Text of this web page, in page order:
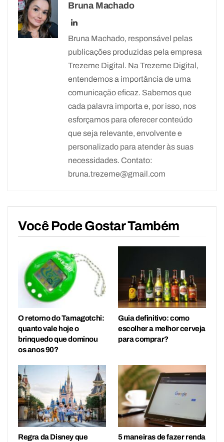
Bruna Machado
Bruna Machado, responsável pelas
publicações produzidas pela empresa
Trezeme Digital. Na Trezeme Digital,
entendemos a importância de uma
comunicação eficaz. Sabemos que
cada palavra importa e, por isso, nos
esforçamos para oferecer conteúdo
que seja relevante, envolvente e
personalizado para atender às suas
necessidades. Contato:
bruna.trezeme@gmail.com
Você Pode Gostar Também
O retorno do Tamagotchi:
quanto vale hoje o
brinquedo que dominou
os anos 90?
Guia definitivo: como
escolher a melhor cerveja
para comprar?
Regra da Disney que
5 maneiras de fazer renda